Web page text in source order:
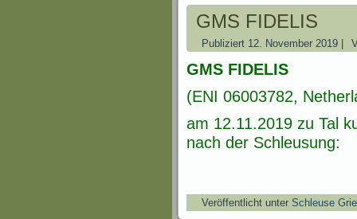
GMS FIDELIS
Publiziert 12. November 2019
GMS FIDELIS
(ENI 06003782,
am 12.11.2019 zu Tal
nach der Schleusung:
Veröffentlicht unter Schleuse